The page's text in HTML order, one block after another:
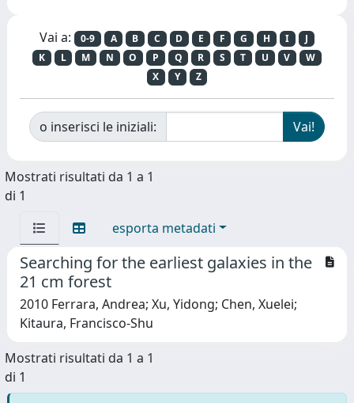
Vai a: 0-9 A B C D E F G H I
J
K
L M N O P Q R S T U V
W
X
Y Z
o inserisci le iniziali:
Mostrati risultati da 1 a 1
di 1
esporta metadati
Searching for the earliest galaxies in the
21 cm forest
2010 Ferrara, Andrea; Xu, Yidong; Chen, Xuelei;
Kitaura, Francisco-Shu
Mostrati risultati da 1 a 1
di 1